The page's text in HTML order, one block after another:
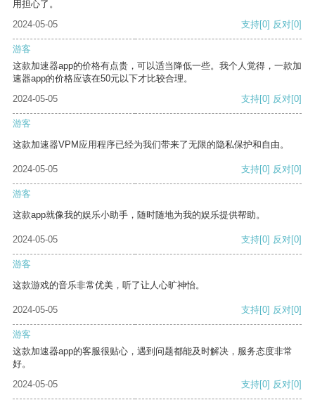
用担心了。
2024-05-05
支持[0] 反对[0]
游客
这款加速器app的价格有点贵，可以适当降低一些。我个人觉得，一款加
速器app的价格应该在50元以下才比较合理。
2024-05-05
支持[0] 反对[0]
游客
这款加速器VPM应用程序已经为我们带来了无限的隐私保护和自由。
2024-05-05 支持[0] 反对[0]
游客
这款app就像我的娱乐小助手，随时随地为我的娱乐提供帮助。
2024-05-05 支持[0] 反对[0]
游客
这款游戏的音乐非常优美，听了让人心旷神怡。
2024-05-05 支持[0] 反对[0]
游客
这款加速器app的客服很贴心，遇到问题都能及时解决，服务态度非常
好。
2024-05-05
支持[0] 反对[0]